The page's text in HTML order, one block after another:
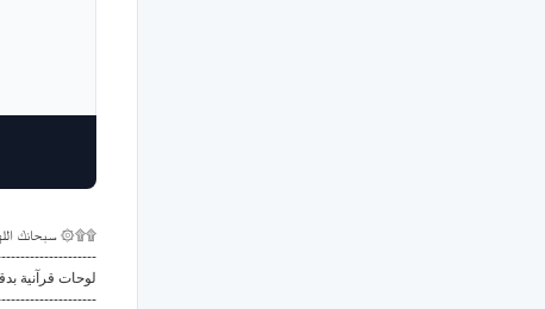
۩۩۞ سبحانك
لوحات قرآنية